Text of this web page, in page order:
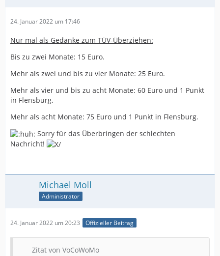
24. Januar 2022 um 17:46
Nur mal als Gedanke zum TÜV-Überziehen:
Bis zu zwei Monate: 15 Euro.
Mehr als zwei und bis zu vier Monate: 25 Euro.
Mehr als vier und bis zu acht Monate: 60 Euro und 1 Punkt
in Flensburg.
Mehr als acht Monate: 75 Euro und 1 Punkt in Flensburg.
Sorry für das Überbringen der schlechten
Nachricht!
Michael Moll
Administrator
24. Januar 2022 um 20:23 Offizieller Beitrag
Zitat von VoCoWoMo